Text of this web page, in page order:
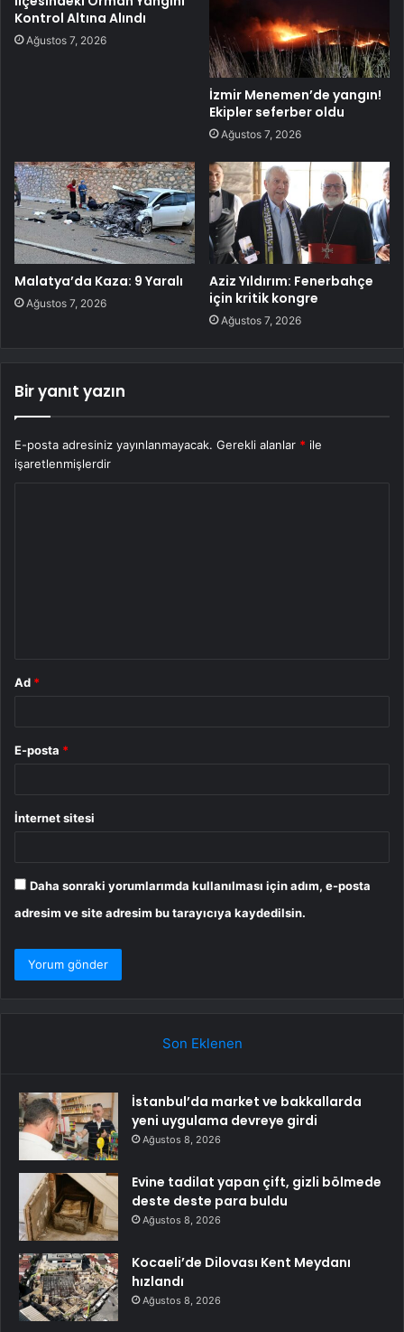
Kontrol Altına Alındı
Ağustos 7, 2026
İzmir Menemen’de yangın!
Ekipler seferber oldu
Ağustos 7, 2026
Malatya’da Kaza: 9 Yaralı
Ağustos 7, 2026
Aziz Yıldırım: Fenerbahçe
için kritik kongre
Ağustos 7, 2026
Bir yanıt yazın
E-posta adresiniz yayınlanmayacak. Gerekli alanlar * ile
işaretlenmişlerdir
Ad *
E-posta *
İnternet sitesi
Daha sonraki yorumlarımda kullanılması için adım, e-posta
adresim ve site adresim bu tarayıcıya kaydedilsin.
Son Eklenen
İstanbul’da market ve bakkallarda
yeni uygulama devreye girdi
Ağustos 8, 2026
Evine tadilat yapan çift, gizli bölmede
deste deste para buldu
Ağustos 8, 2026
Kocaeli’de Dilovası Kent Meydanı
hızlandı
Ağustos 8, 2026